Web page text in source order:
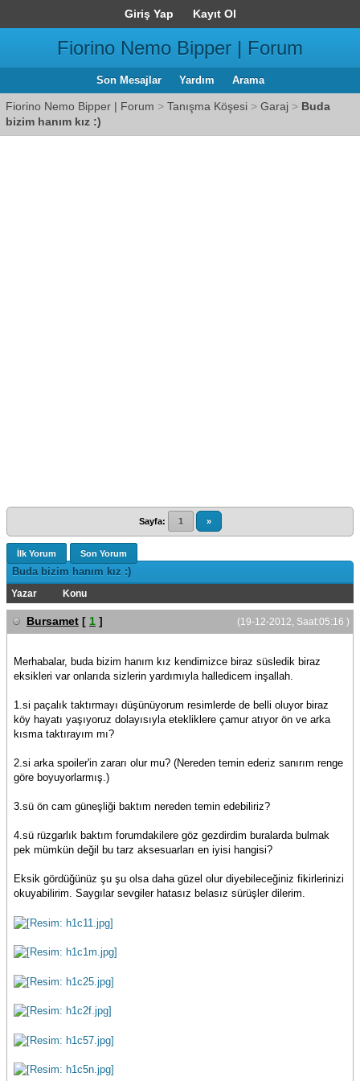
Giriş Yap Kayıt Ol
Fiorino Nemo Bipper | Forum
Son Mesajlar Yardım Arama
Fiorino Nemo Bipper | Forum > Tanışma Köşesi > Garaj > Buda
bizim hanım kız :)
Sayfa: 1 »
İlk Yorum Son Yorum
Buda bizim hanım kız :)
Yazar Konu
(19-12-2012, Saat:05:16 )
Bursamet [ 1 ]
Merhabalar, buda bizim hanım kız kendimizce biraz süsledik biraz
eksikleri var onlarıda sizlerin yardımıyla halledicem inşallah.
1.si paçalık taktırmayı düşünüyorum resimlerde de belli oluyor biraz
köy hayatı yaşıyoruz dolayısıyla etekliklere çamur atıyor ön ve arka
kısma taktırayım mı?
2.si arka spoiler'in zararı olur mu? (Nereden temin ederiz sanırım renge
göre boyuyorlarmış.)
3.sü ön cam güneşliği baktım nereden temin edebiliriz?
4.sü rüzgarlık baktım forumdakilere göz gezdirdim buralarda bulmak
pek mümkün değil bu tarz aksesuarları en iyisi hangisi?
Eksik gördüğünüz şu şu olsa daha güzel olur diyebileceğiniz fikirlerinizi
okuyabilirim. Saygılar sevgiler hatasız belasız sürüşler dilerim.